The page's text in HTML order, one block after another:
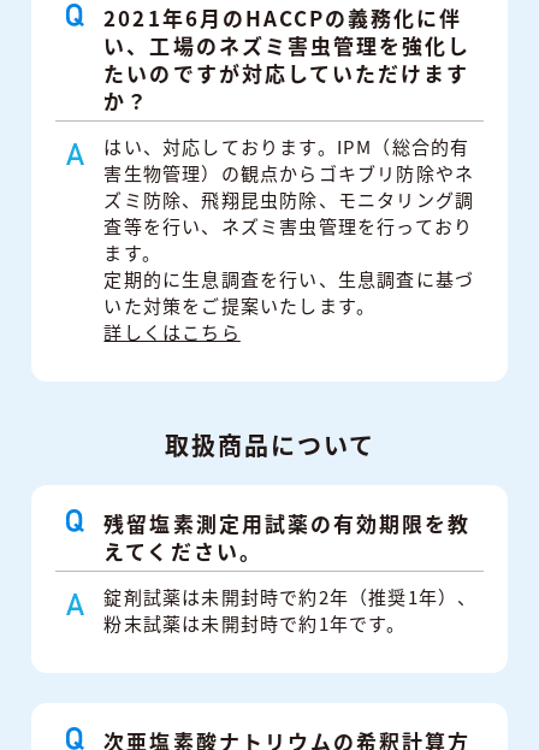
2021年6月のHACCPの義務化に伴
い、工場のネズミ害虫管理を強化し
たいのですが対応していただけます
か？
はい、対応しております。IPM（総合的有
害生物管理）の観点からゴキブリ防除やネ
ズミ防除、飛翔昆虫防除、モニタリング調
査等を行い、ネズミ害虫管理を行っており
ます。
定期的に生息調査を行い、生息調査に基づ
いた対策をご提案いたします。
詳しくはこちら
取扱商品について
残留塩素測定用試薬の有効期限を教
えてください。
錠剤試薬は未開封時で約2年（推奨1年）、
粉末試薬は未開封時で約1年です。
次亜塩素酸ナトリウムの希釈計算方